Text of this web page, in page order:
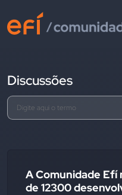
Discussões
A Comunidade Efí
de 12300